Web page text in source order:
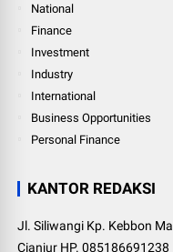
National
Finance
Investment
Industry
International
Business Opportunities
Personal Finance
KANTOR REDAKSI
Jl. Siliwangi Kp. Kebbon
Cianjur HP. 085186691238